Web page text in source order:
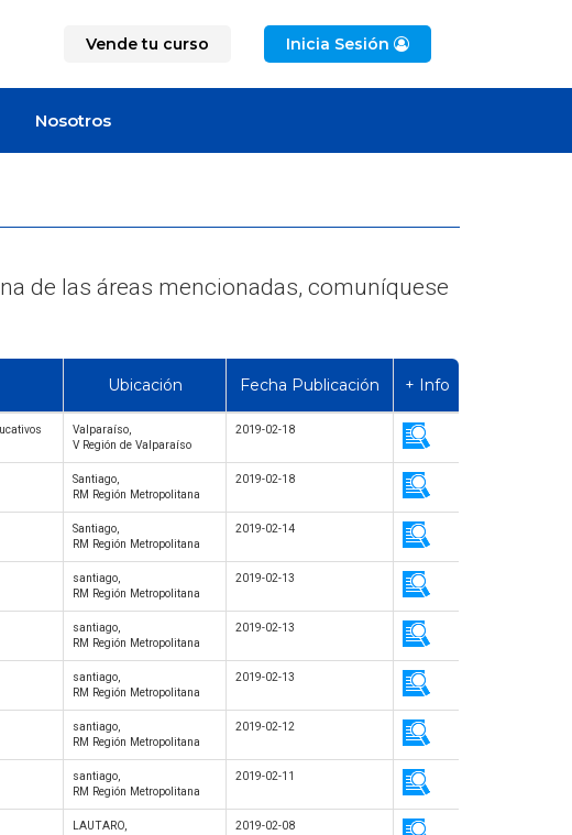
Vende tu curso Inicia Sesión
Nosotros
de las áreas mencionadas, comuníquese
Ubicación Fecha Publicación + Info
Valparaíso,
V Región de Valparaíso
2019-02-18
Santiago,
RM Región Metropolitana
2019-02-18
Santiago,
RM Región Metropolitana
2019-02-14
santiago,
RM Región Metropolitana
2019-02-13
santiago,
RM Región Metropolitana
2019-02-13
santiago,
RM Región Metropolitana
2019-02-13
santiago,
RM Región Metropolitana
2019-02-12
santiago,
RM Región Metropolitana
2019-02-11
LAUTARO,
2019-02-08